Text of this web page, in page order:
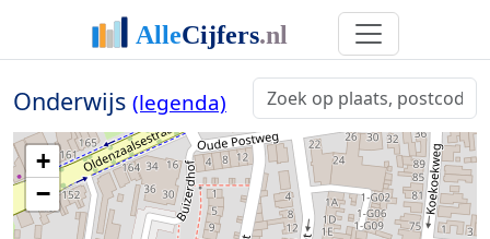
Onderwijs (legenda)
+
−